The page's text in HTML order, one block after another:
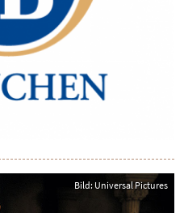
Bild: Universal Pictures